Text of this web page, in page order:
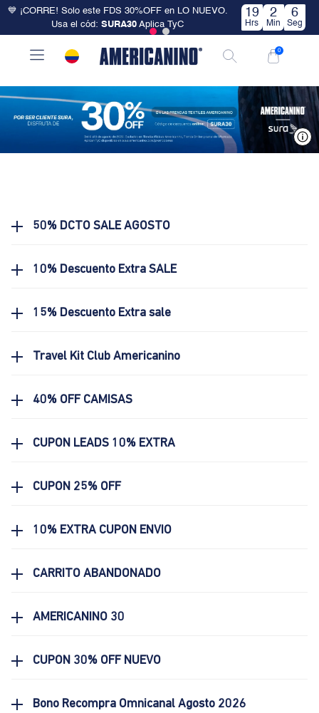
💙 ¡CORRE! Solo este FDS 30%OFF en LO NUEVO.
Usa el cód:SURA30 Aplica TyC
19
Hrs
2
Min
6
Seg
0
50% DCTO SALE AGOSTO
10% Descuento Extra SALE
15% Descuento Extra sale
Travel Kit Club Americanino
40% OFF CAMISAS
CUPON LEADS 10% EXTRA
CUPON 25% OFF
10% EXTRA CUPON ENVIO
CARRITO ABANDONADO
AMERICANINO 30
CUPON 30% OFF NUEVO
Bono Recompra Omnicanal Agosto 2026